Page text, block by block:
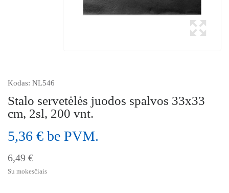
Kodas: NL546
Stalo servetėlės juodos spalvos 33x33
cm, 2sl, 200 vnt.
5,36 € be PVM.
6,49 €
Su mokesčiais